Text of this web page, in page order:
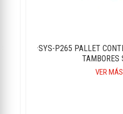
·SYS-P265 PALLET
TAMBORES
VER MÁS